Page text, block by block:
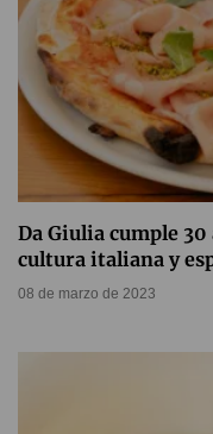
Da Giulia cumple
cultura italiana y
08 de marzo de 2023